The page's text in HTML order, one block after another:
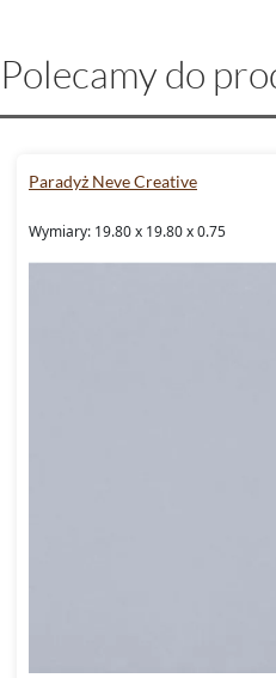
Polecamy do
Paradyż Neve Creative
Wymiary: 19.80 x 19.80 x 0.75